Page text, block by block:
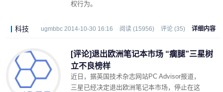
权行为。
科技 ugmbbc 2014-10-30 16:16 阅读 (15956) 评论 (35) 详细内容
[评论]退出欧洲笔记本市场 “瘸腿”三星树
立不良榜样
近日，据英国技术杂志网站PC Advisor报道，
三星已经决定退出欧洲笔记本市场，停止在这